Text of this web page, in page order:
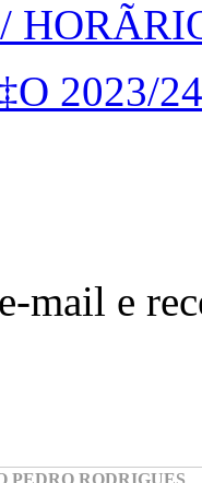
2023/24
mail e
PEDRO RODRIGUES